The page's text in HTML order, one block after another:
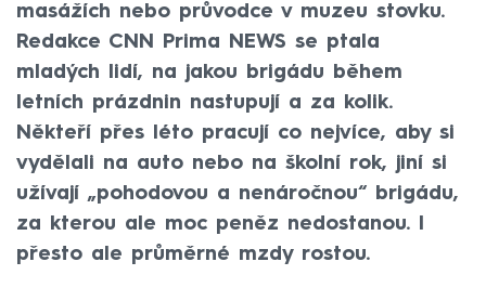
masážích nebo průvodce v muzeu stovku.
Redakce CNN Prima NEWS se ptala
mladých lidí, na jakou brigádu během
letních prázdnin nastupují a za kolik.
Někteří přes léto pracují co nejvíce, aby si
vydělali na auto nebo na školní rok, jiní si
užívají „pohodovou a nenáročnou“ brigádu,
za kterou ale moc peněz nedostanou. I
přesto ale průměrné mzdy rostou.